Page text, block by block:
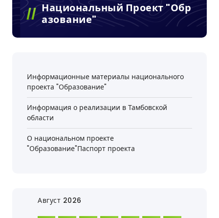
Национальный Проект "Обр
Азование"
Информационные материалы национального
проекта "Образование"
Информация о реализации в Тамбовской
области
О национальном проекте
"Образование"Паспорт проекта
Август 2026